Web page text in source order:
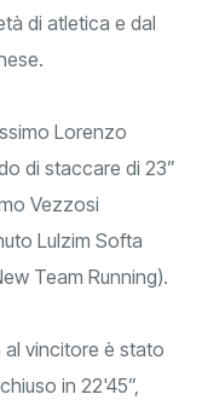
di atletica e dal
Lorenzo
di staccare di 23”
Vezzosi
Lulzim Softa
Team Running).
al vincitore è stato
in 22'45”,